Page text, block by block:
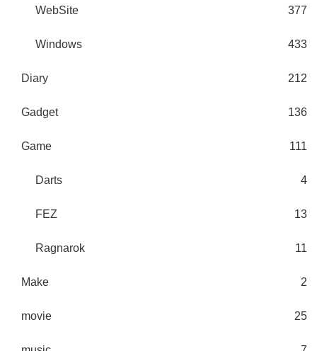
WebSite 377
Windows 433
Diary 212
Gadget 136
Game 111
Darts 4
FEZ 13
Ragnarok 11
Make 2
movie 25